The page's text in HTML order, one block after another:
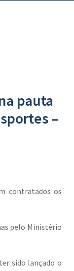
pauta
–
contratados os
pelo Ministério
sido lançado o